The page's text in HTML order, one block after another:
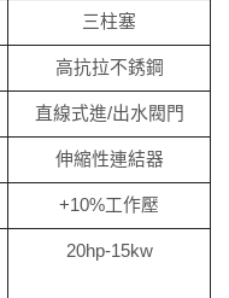
三柱塞
高抗拉不銹鋼
直線式進/出水閥門
伸縮性連結器
+10%工作壓
20hp-15kw